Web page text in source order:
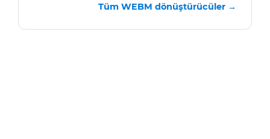
Tüm WEBM dönüştürücüler →